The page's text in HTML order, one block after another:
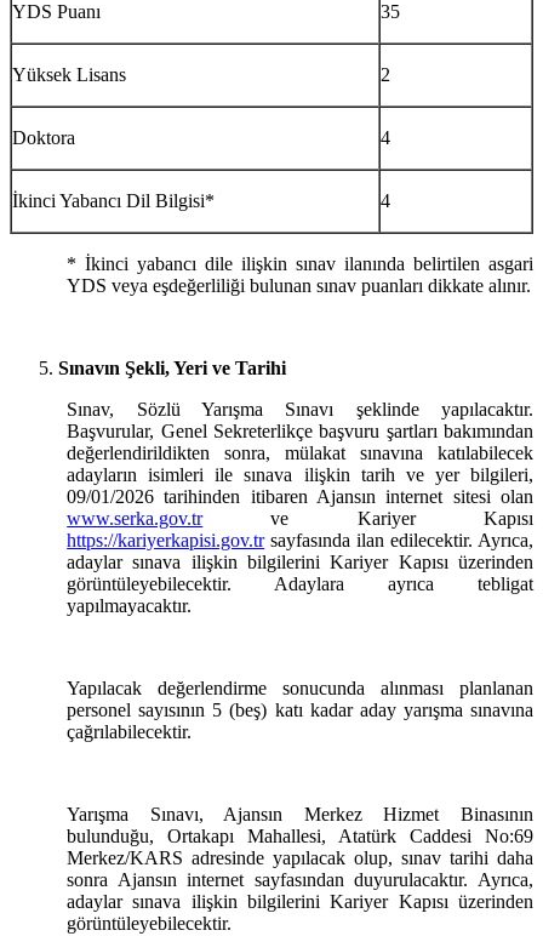
YDS Puanı 35
Yüksek Lisans 2
Doktora 4
İkinci Yabancı Dil Bilgisi* 4
* İkinci yabancı dile ilişkin sınav ilanında belirtilen asgari
YDS veya eşdeğerliliği bulunan sınav puanları dikkate alınır.
Sınavın Şekli, Yeri ve Tarihi
Sınav, Sözlü Yarışma Sınavı şeklinde yapılacaktır.
Başvurular, Genel Sekreterlikçe başvuru şartları bakımından
değerlendirildikten sonra, mülakat sınavına katılabilecek
adayların isimleri ile sınava ilişkin tarih ve yer bilgileri,
09/01/2026 tarihinden itibaren Ajansın internet sitesi olan
www.serka.gov.trve Kariyer Kapısı
https://kariyerkapisi.gov.trsayfasında ilan edilecektir. Ayrıca,
adaylar sınava ilişkin bilgilerini Kariyer Kapısı üzerinden
görüntüleyebilecektir. Adaylara ayrıca tebligat
yapılmayacaktır.
Yapılacak değerlendirme sonucunda alınması planlanan
personel sayısının 5 (beş) katı kadar aday yarışma sınavına
çağrılabilecektir.
Yarışma Sınavı, Ajansın Merkez Hizmet Binasının
bulunduğu, Ortakapı Mahallesi, Atatürk Caddesi No:69
Merkez/KARS adresinde yapılacak olup, sınav tarihi daha
sonra Ajansın internet sayfasından duyurulacaktır. Ayrıca,
adaylar sınava ilişkin bilgilerini Kariyer Kapısı üzerinden
görüntüleyebilecektir.